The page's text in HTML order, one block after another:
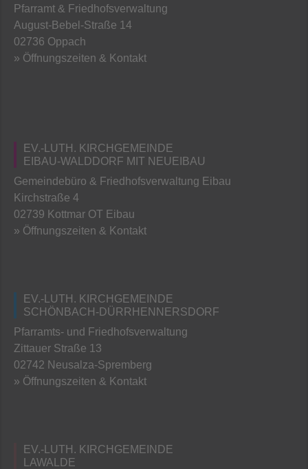
Pfarramt & Friedhofsverwaltung
August-Bebel-Straße 14
02736 Oppach
» Öffnungszeiten & Kontakt
EV.-LUTH. KIRCHGEMEINDE
EIBAU-WALDDORF MIT NEUEIBAU
Gemeindebüro & Friedhofsverwaltung Eibau
Kirchstraße 4
02739 Kottmar OT Eibau
» Öffnungszeiten & Kontakt
EV.-LUTH. KIRCHGEMEINDE
SCHÖNBACH-DÜRRHENNERSDORF
Pfarramts- und Friedhofsverwaltung
Zittauer Straße 13
02742 Neusalza-Spremberg
» Öffnungszeiten & Kontakt
EV.-LUTH. KIRCHGEMEINDE
LAWALDE